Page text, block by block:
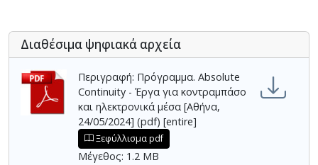
Διαθέσιμα ψηφιακά αρχεία
Περιγραφή: Πρόγραμμα. Absolute
Continuity - Έργα για κοντραμπάσο
και ηλεκτρονικά μέσα [Αθήνα,
24/05/2024] (pdf) [entire]
Ξεφύλλισμα pdf
Μέγεθος: 1.2 MB